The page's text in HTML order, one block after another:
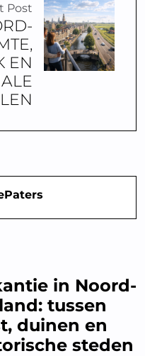
Post
EN
in Noord-
tussen
duinen en
steden